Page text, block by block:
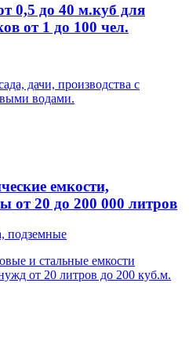
0,5 до 40 м.куб для
от 1 до 100 чел.
дачи, производства с
водами.
емкости,
от 20 до 200 000 литров
и стальные емкости
от 20 литров до 200 куб.м.